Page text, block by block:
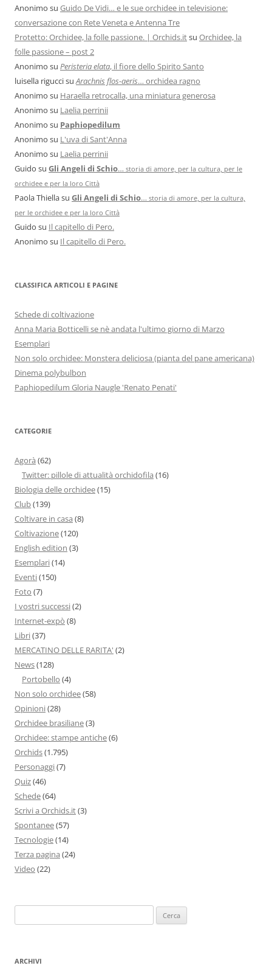
Anonimo su Guido De Vidi… e le sue orchidee in televisione:
conversazione con Rete Veneta e Antenna Tre
Protetto: Orchidee, la folle passione. | Orchids.itsu Orchidee, la
folle passione – post 2
Anonimo su Peristeria elata, il fiore dello Spirito Santo
luisella riguccisuArachnis flos-aeris… orchidea ragno
Anonimo su Haraella retrocalla, una miniatura generosa
Anonimo su Laelia perrinii
Anonimo su Paphiopedilum
Anonimo su L'uva di Sant'Anna
Anonimo su Laelia perrinii
Guido su Gli Angeli di Schio… storia di amore, per la cultura, per le
orchidee e per la loro Città
Paola Thiellasu Gli Angeli di Schio… storia di amore, per la cultura,
per le orchidee e per la loro Città
Guido su Il capitello di Pero.
Anonimo su Il capitello di Pero.
CLASSIFICA ARTICOLI E PAGINE
Schede di coltivazione
Anna Maria Botticelli se nè andata l'ultimo giorno di Marzo
Esemplari
Non solo orchidee: Monstera deliciosa (pianta del pane americana)
Dinema polybulbon
Paphiopedilum Gloria Naugle 'Renato Penati'
CATEGORIE
Agorà (62)
Twitter: pillole di attualità orchidofila (16)
Biologia delle orchidee(15)
Club(139)
Coltivare in casa (8)
Coltivazione(120)
English edition (3)
Esemplari(14)
Eventi(150)
Foto (7)
I vostri successi(2)
Internet-expò (8)
Libri(37)
MERCATINO DELLE RARITA' (2)
News(128)
Portobello (4)
Non solo orchidee(58)
Opinioni(28)
Orchidee brasiliane(3)
Orchidee: stampe antiche(6)
Orchids(1.795)
Personaggi(7)
Quiz(46)
Schede(64)
Scrivi a Orchids.it(3)
Spontanee(57)
Tecnologie(14)
Terza pagina (24)
Video (22)
per:
ARCHIVI